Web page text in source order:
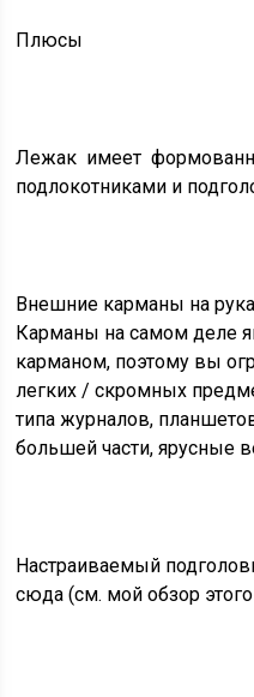
Плюсы
Лежак имеет
подлокотниками и
Внешние карманы на
Карманы на самом деле
карманом, поэтому вы
легких / скромных
типа журналов,
большей части, ярусные
Настраиваемый
сюда (см. мой обзор